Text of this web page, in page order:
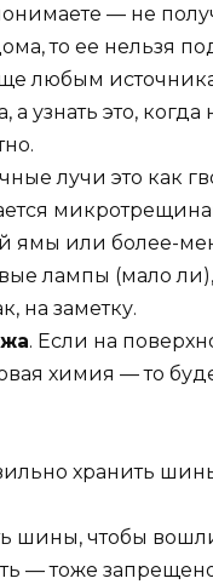
— не
то ее нельзя
любым
а узнать это,
лучи это как
ямы или более-
лампы (мало
на заметку.
. Если на
химия — то
шины, чтобы
— тоже